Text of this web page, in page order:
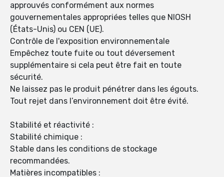
approuvés conformément aux normes
gouvernementales appropriées telles que NIOSH
(États-Unis) ou CEN (UE).
Contrôle de l'exposition environnementale
Empêchez toute fuite ou tout déversement
supplémentaire si cela peut être fait en toute
sécurité.
Ne laissez pas le produit pénétrer dans les égouts.
Tout rejet dans l’environnement doit être évité.
Stabilité et réactivité :
Stabilité chimique :
Stable dans les conditions de stockage
recommandées.
Matières incompatibles :